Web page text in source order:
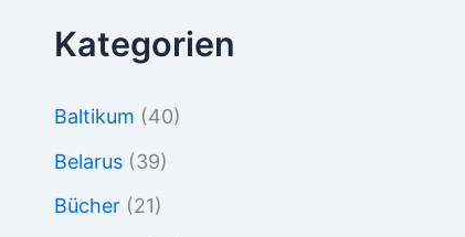
Kategorien
Baltikum (40)
Belarus (39)
Bücher (21)